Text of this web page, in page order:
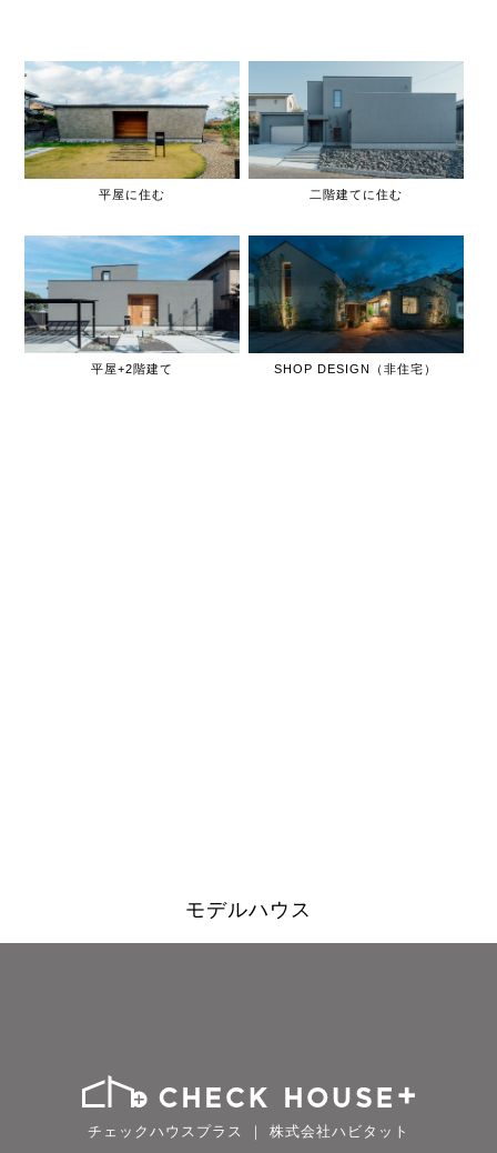
平屋に住む 二階建てに住む
平屋+2階建て SHOP DESIGN（非住宅）
モデルハウス
チェックハウスプラス ｜ 株式会社ハビタット